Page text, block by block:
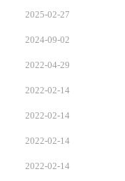
2025-02-27
2024-09-02
2022-04-29
2022-02-14
2022-02-14
2022-02-14
2022-02-14